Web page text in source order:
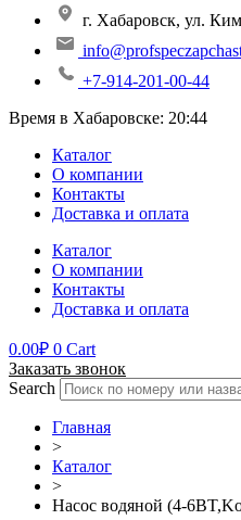
г. Хабаровск, ул.
+7-914-201-00-44
Время в Хабаровске: 20:44
Каталог
О компании
Контакты
Доставка и оплата
Каталог
О компании
Контакты
Доставка и оплата
0.00₽ 0 Cart
Заказать звонок
Search
Главная
>
Каталог
>
Насос водяной (4-